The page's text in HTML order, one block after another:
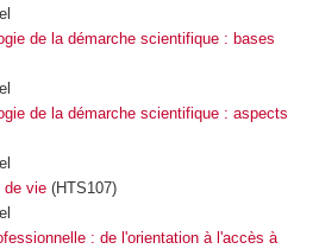
de la démarche scientifique : bases
de la démarche scientifique : aspects
de vie (HTS107)
: de l'orientation à l'accès à